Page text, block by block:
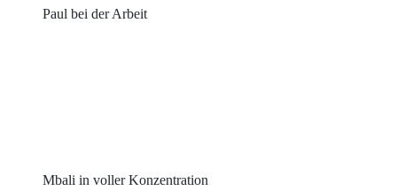
Paul bei der Arbeit
Mbali in voller Konzentration